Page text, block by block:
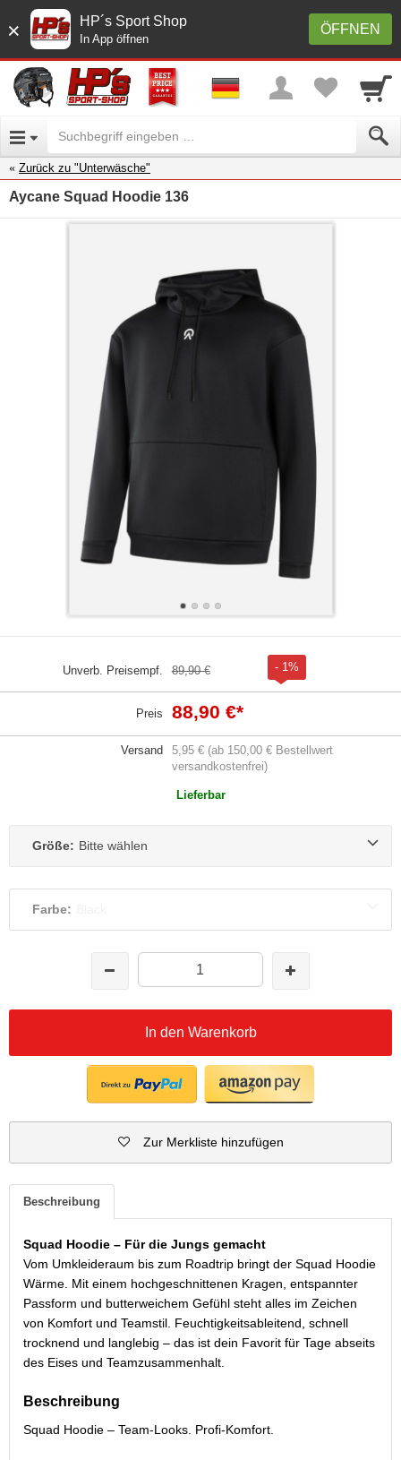
× ÖFFNEN
HP´s Sport Shop
In App öffnen
Zurück zu "Unterwäsche"
Aycane Squad Hoodie 136
Unverb. Preisempf. 89,90 € - 1%
Preis 88,90 €*
Versand
5,95 € (ab 150,00 € Bestellwert
versandkostenfrei)
Lieferbar
Größe: Bitte wählen
Farbe:
In den Warenkorb
Zur Merkliste hinzufügen
Beschreibung
Squad Hoodie – Für die Jungs gemacht
Vom Umkleideraum bis zum Roadtrip bringt der Squad Hoodie
Wärme. Mit einem hochgeschnittenen Kragen, entspannter
Passform und butterweichem Gefühl steht alles im Zeichen
von Komfort und Teamstil. Feuchtigkeitsableitend, schnell
trocknend und langlebig – das ist dein Favorit für Tage abseits
des Eises und Teamzusammenhalt.
Beschreibung
Squad Hoodie – Team-Looks. Profi-Komfort.